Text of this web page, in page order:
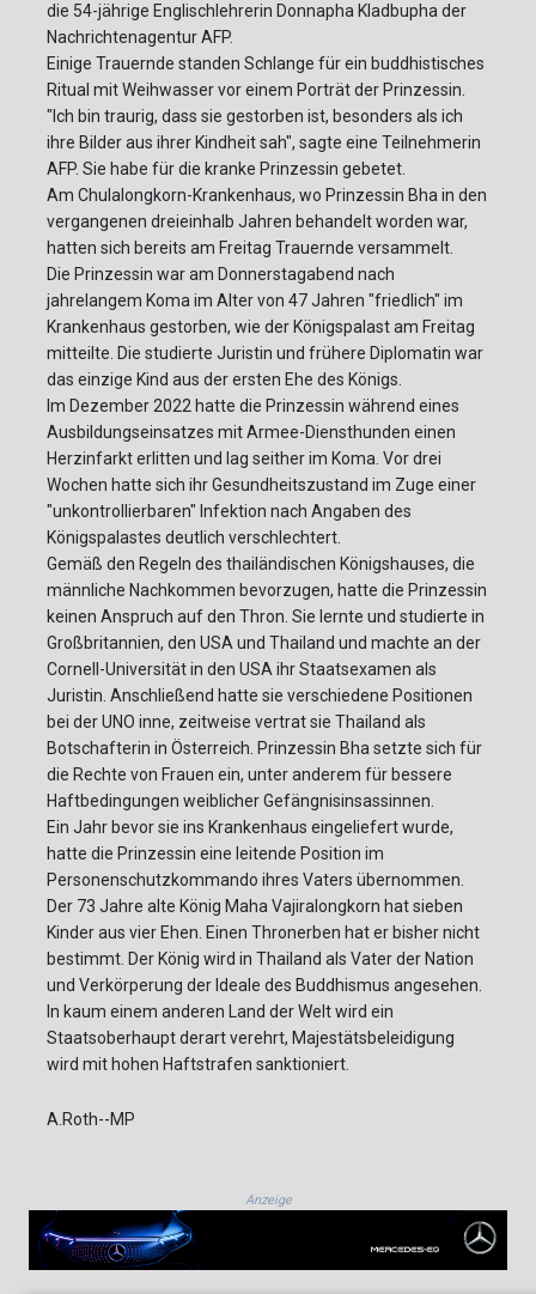
die 54-jährige Englischlehrerin Donnapha Kladbupha der
Nachrichtenagentur AFP.
Einige Trauernde standen Schlange für ein buddhistisches
Ritual mit Weihwasser vor einem Porträt der Prinzessin.
"Ich bin traurig, dass sie gestorben ist, besonders als ich
ihre Bilder aus ihrer Kindheit sah", sagte eine Teilnehmerin
AFP. Sie habe für die kranke Prinzessin gebetet.
Am Chulalongkorn-Krankenhaus, wo Prinzessin Bha in den
vergangenen dreieinhalb Jahren behandelt worden war,
hatten sich bereits am Freitag Trauernde versammelt.
Die Prinzessin war am Donnerstagabend nach
jahrelangem Koma im Alter von 47 Jahren "friedlich" im
Krankenhaus gestorben, wie der Königspalast am Freitag
mitteilte. Die studierte Juristin und frühere Diplomatin war
das einzige Kind aus der ersten Ehe des Königs.
Im Dezember 2022 hatte die Prinzessin während eines
Ausbildungseinsatzes mit Armee-Diensthunden einen
Herzinfarkt erlitten und lag seither im Koma. Vor drei
Wochen hatte sich ihr Gesundheitszustand im Zuge einer
"unkontrollierbaren" Infektion nach Angaben des
Königspalastes deutlich verschlechtert.
Gemäß den Regeln des thailändischen Königshauses, die
männliche Nachkommen bevorzugen, hatte die Prinzessin
keinen Anspruch auf den Thron. Sie lernte und studierte in
Großbritannien, den USA und Thailand und machte an der
Cornell-Universität in den USA ihr Staatsexamen als
Juristin. Anschließend hatte sie verschiedene Positionen
bei der UNO inne, zeitweise vertrat sie Thailand als
Botschafterin in Österreich. Prinzessin Bha setzte sich für
die Rechte von Frauen ein, unter anderem für bessere
Haftbedingungen weiblicher Gefängnisinsassinnen.
Ein Jahr bevor sie ins Krankenhaus eingeliefert wurde,
hatte die Prinzessin eine leitende Position im
Personenschutzkommando ihres Vaters übernommen.
Der 73 Jahre alte König Maha Vajiralongkorn hat sieben
Kinder aus vier Ehen. Einen Thronerben hat er bisher nicht
bestimmt. Der König wird in Thailand als Vater der Nation
und Verkörperung der Ideale des Buddhismus angesehen.
In kaum einem anderen Land der Welt wird ein
Staatsoberhaupt derart verehrt, Majestätsbeleidigung
wird mit hohen Haftstrafen sanktioniert.
A.Roth--MP
Anzeige